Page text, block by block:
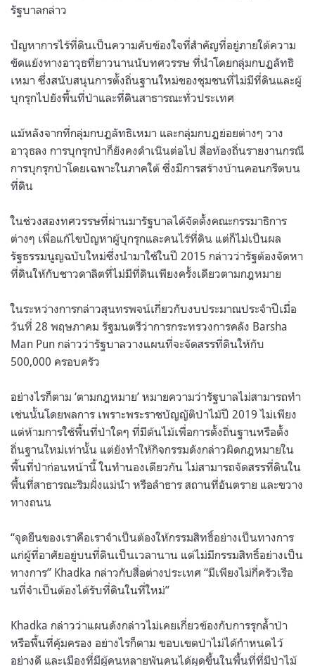
รัฐบาลกล่าว
ปัญหาการไร้ที่ดินเป็นความคับข้องใจที่สําคัญที่อยู่ภายใต้ความ
ขัดแย้งทางอาวุธที่ยาวนานนับทศวรรษ ที่นําโดยกลุ่มกบฏลัทธิ
เหมา ซึ่งสนับสนุนการตั้งถิ่นฐานใหม่ของชุมชนที่ไม่มีที่ดินและผู้
บุกรุกไปยังพื้นที่ป่าและที่ดินสาธารณะทั่วประเทศ
แม้หลังจากที่กลุ่มกบฏลัทธิเหมา และกลุ่มกบฏย่อยต่างๆ วาง
อาวุธลง การบุกรุกป่าก็ยังคงดําเนินต่อไป สื่อท้องถิ่นรายงานกรณี
การบุกรุกป่าโดยเฉพาะในภาคใต้ ซึ่งมีการสร้างบ้านคอนกรีตบน
ที่ดิน
ในช่วงสองทศวรรษที่ผ่านมารัฐบาลได้จัดตั้งคณะกรรมาธิการ
ต่างๆ เพื่อแก้ไขปัญหาผู้บุกรุกและคนไร้ที่ดิน แต่ก็ไม่เป็นผล
รัฐธรรมนูญฉบับใหม่ซึ่งนํามาใช้ในปี 2015 กล่าวว่ารัฐต้องจัดหา
ที่ดินให้กับชาวดาลิตที่ไม่มีที่ดินเพียงครั้งเดียวตามกฎหมาย
ในระหว่างการกล่าวสุนทรพจน์เกี่ยวกับงบประมาณประจําปีเมื่อ
วันที่ 28 พฤษภาคม รัฐมนตรีว่าการกระทรวงการคลัง Barsha
Man Pun กล่าวว่ารัฐบาลวางแผนที่จะจัดสรรที่ดินให้กับ
500,000 ครอบครัว
อย่างไรก็ตาม ‘ตามกฎหมาย’ หมายความว่ารัฐบาลไม่สามารถทํา
เช่นนั้นโดยพลการ เพราะพระราชบัญญัติป่าไม้ปี 2019 ไม่เพียง
แต่ห้ามการใช้พื้นที่ป่าใดๆ ที่มีต้นไม้เพื่อการตั้งถิ่นฐานหรือตั้ง
ถิ่นฐานใหม่เท่านั้น แต่ยังทําให้กิจกรรมดังกล่าวผิดกฎหมายใน
พื้นที่ป่าก่อนหน้านี้ ในทํานองเดียวกัน ไม่สามารถจัดสรรที่ดินใน
พื้นที่สาธารณะริมฝั่งแม่น้ํา หรือลําธาร สถานที่อันตราย และขวาง
ทางถนน
“จุดยืนของเราคือเราจําเป็นต้องให้กรรมสิทธิ์อย่างเป็นทางการ
แก่ผู้ที่อาศัยอยู่บนที่ดินเป็นเวลานาน แต่ไม่มีกรรมสิทธิ์อย่างเป็น
ทางการ” Khadka กล่าวกับสื่อต่างประเทศ “มีเพียงไม่กี่ครัวเรือ
นที่จําเป็นต้องได้รับที่ดินในที่ใหม่”
Khadka กล่าวว่าแผนดังกล่าวไม่เคยเกี่ยวข้องกับการรุกล้ำป่า
หรือพื้นที่คุ้มครอง อย่างไรก็ตาม ขอบเขตป่าไม่ได้กําหนดไว้
อย่างดี และเมืองที่มีผู้คนหลายพันคนได้ผุดขึ้นในพื้นที่ที่มีป่าไม้